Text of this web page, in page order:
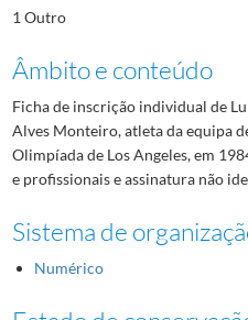
1 Outro
Âmbito e conteúdo
Ficha de inscrição individual de
Alves Monteiro, atleta da equipa
Olimpíada de Los Angeles, em
e profissionais e assinatura não
Sistema de
Numérico